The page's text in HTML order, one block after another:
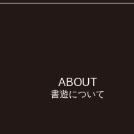
ABOUT
書遊について